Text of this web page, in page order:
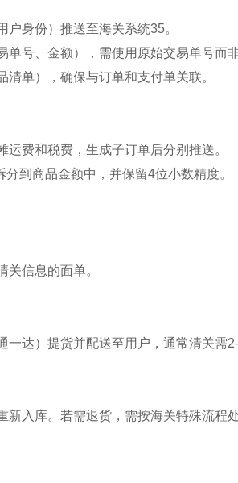
身份）推送至海关系统35。
号、金额），需使用原始交易单号而
单），确保与订单和支付单关联。
费和税费，生成子订单后分别推送。
到商品金额中，并保留4位小数精度。
信息的面单。
达）提货并配送至用户，通常清关需2-
入库。若需退货，需按海关特殊流程处